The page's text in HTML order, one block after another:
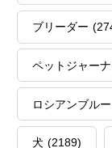
ブリーダー
ペットジャー
ロシアンブルー
犬 (2189)